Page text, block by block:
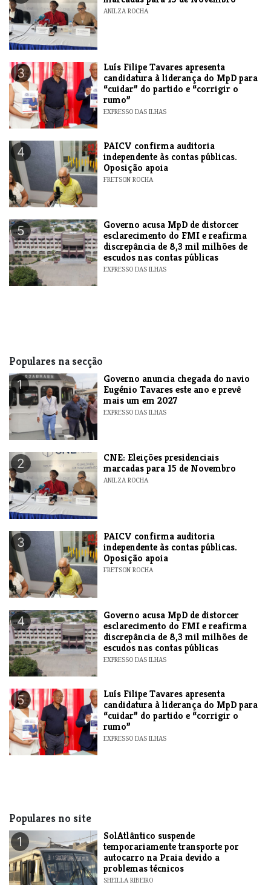
ANILZA ROCHA
3
Luís Filipe Tavares apresenta
candidatura à liderança do MpD para
“cuidar” do partido e “corrigir o
rumo”
EXPRESSO DAS ILHAS
4
​PAICV confirma auditoria
independente às contas públicas.
Oposição apoia
FRETSON ROCHA
5
Governo acusa MpD de distorcer
esclarecimento do FMI e reafirma
discrepância de 8,3 mil milhões de
escudos nas contas públicas
EXPRESSO DAS ILHAS
Populares na secção
1
Governo anuncia chegada do navio
Eugénio Tavares este ano e prevê
mais um em 2027
EXPRESSO DAS ILHAS
2
CNE: Eleições presidenciais
marcadas para 15 de Novembro
ANILZA ROCHA
3
​PAICV confirma auditoria
independente às contas públicas.
Oposição apoia
FRETSON ROCHA
4
Governo acusa MpD de distorcer
esclarecimento do FMI e reafirma
discrepância de 8,3 mil milhões de
escudos nas contas públicas
EXPRESSO DAS ILHAS
5
Luís Filipe Tavares apresenta
candidatura à liderança do MpD para
“cuidar” do partido e “corrigir o
rumo”
EXPRESSO DAS ILHAS
Populares no site
1
SolAtlântico suspende
temporariamente transporte por
autocarro na Praia devido a
problemas técnicos
SHEILLA RIBEIRO